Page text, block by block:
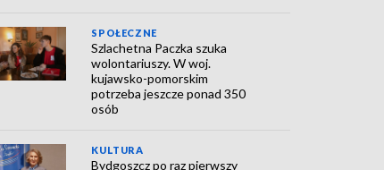
SPOŁECZNE
Szlachetna Paczka szuka
wolontariuszy. W woj.
kujawsko-pomorskim
potrzeba jeszcze ponad 350
osób
KULTURA
Bydgoszcz po raz pierwszy